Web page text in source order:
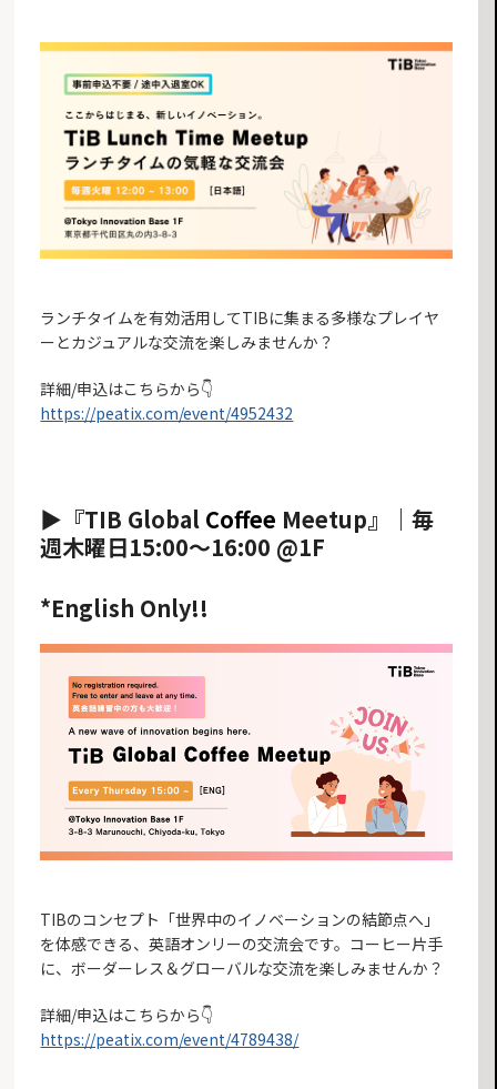
ランチタイムを有効活用してTIBに集まる多様なプレイヤ
ーとカジュアルな交流を楽しみませんか？
詳細/申込はこちらから👇
https://peatix.com/event/4952432
▶︎『TIB Global Coffee Meetup』｜毎
週木曜日15:00〜16:00 @1F
*English Only!!
TIBのコンセプト「世界中のイノベーションの結節点へ」
を体感できる、英語オンリーの交流会です。コーヒー片手
に、ボーダーレス＆グローバルな交流を楽しみませんか？
詳細/申込はこちらから👇
https://peatix.com/event/4789438/